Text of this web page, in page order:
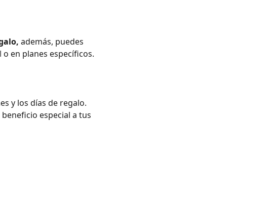
además, puedes
en planes específicos.
y los días de regalo.
especial a tus